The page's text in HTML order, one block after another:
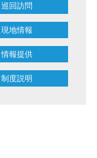
巡回訪問
現地情報
情報提供
制度説明